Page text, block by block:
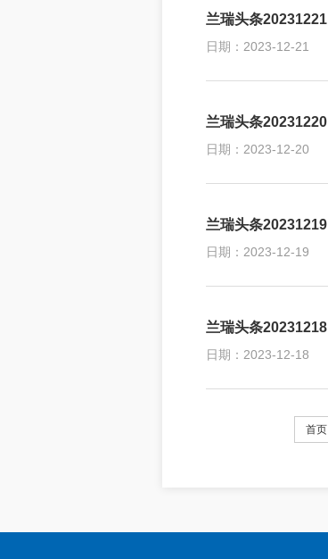
兰瑞头条20231221
日期：2023-12-21
兰瑞头条20231220
日期：2023-12-20
兰瑞头条20231219
日期：2023-12-19
兰瑞头条20231218
日期：2023-12-18
首页